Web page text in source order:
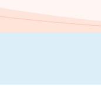
文